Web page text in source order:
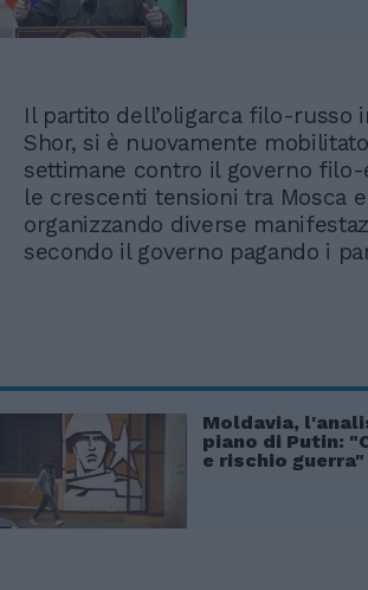
Il partito dell’oligarca filo-russo
Shor, si è nuovamente
settimane contro il governo
le crescenti tensioni tra Mosca
organizzando diverse
secondo il governo pagando i
Moldavia,
piano di Putin:
e rischio guerra"